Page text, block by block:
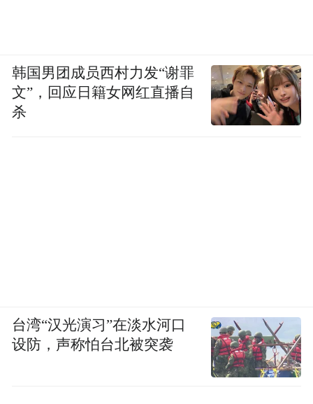
韩国男团成员西村力发“谢罪
文”，回应日籍女网红直播自
杀
台湾“汉光演习”在淡水河口
设防，声称怕台北被突袭